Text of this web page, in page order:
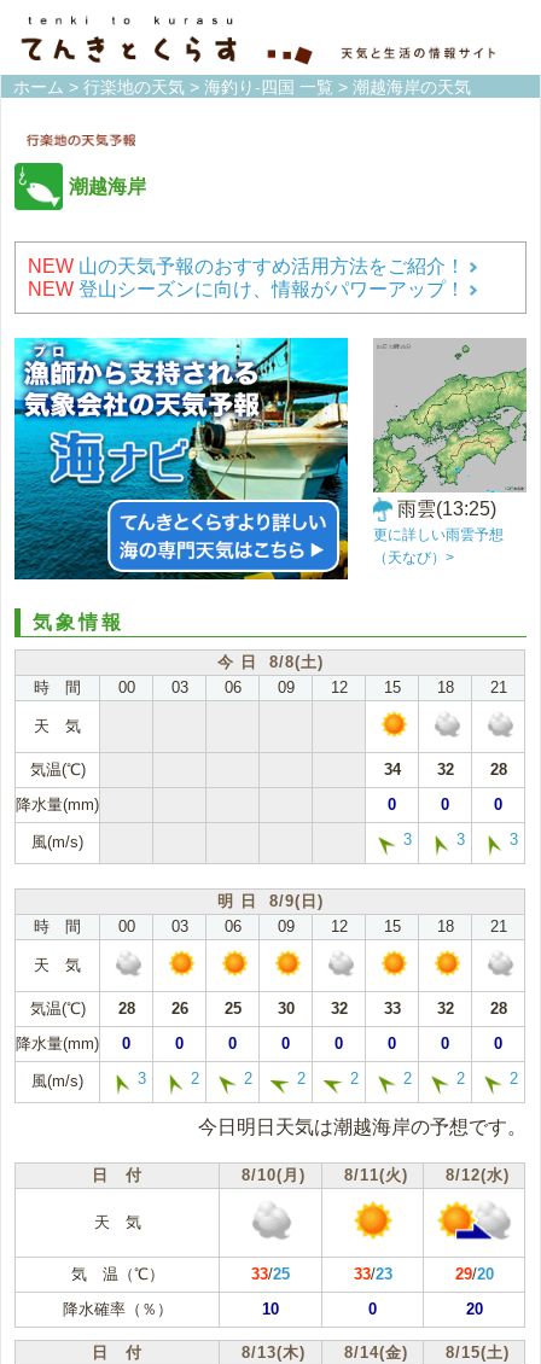
ホーム > 行楽地の天気 > 海釣り-四国 一覧 > 潮越海岸の天気
潮越海岸
NEW 山の天気予報のおすすめ活用方法をご紹介！
NEW 登山シーズンに向け、情報がパワーアップ！
雨雲(13:25)
更に詳しい雨雲予想
（天なび）>
気象情報
今 日 8/8(土)
時 間
00 03 06 09 12 15 18 21
天 気
気温(℃) 34 32
28
降水量(mm)
0 0 0
風(m/s) 3 3 3
明 日 8/9(日)
時 間
00 03 06 09 12 15 18 21
天 気
気温(℃) 28 26 25 30 32 33 32
28
降水量(mm)
0 0 0 0 0 0 0 0
風(m/s) 3 2 2 2 2 2 2 2
今日明日天気は潮越海岸の予想です。
日 付 8/10(月) 8/11(火) 8/12(水)
天 気
気 温（℃） 33/25 33/23 29/20
降水確率（％）
10 0 20
日 付 8/13(木) 8/14(金) 8/15(土)